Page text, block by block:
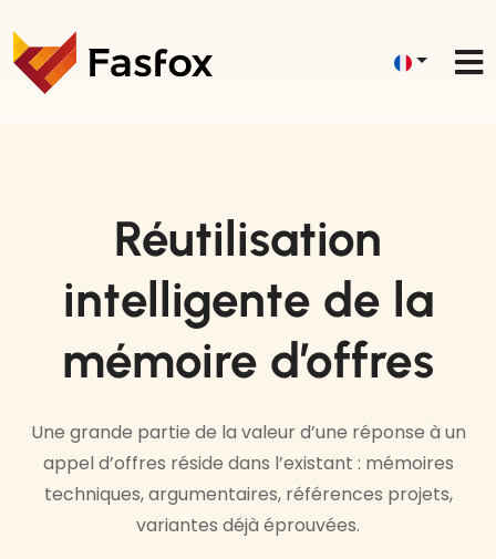
Réutilisation
intelligente de la
mémoire d’offres
Une grande partie de la valeur d’une réponse à un
appel d’offres réside dans l’existant : mémoires
techniques, argumentaires, références projets,
variantes déjà éprouvées.